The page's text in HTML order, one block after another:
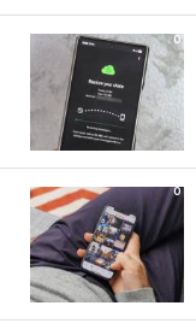
0
0